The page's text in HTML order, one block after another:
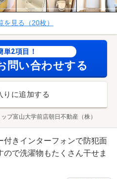
を見る（20枚）
単2項目！
問い合わせする
りに追加する
プ富山大学前店朝日不動産（株）
付きインターフォンで防犯面
で洗濯物もたくさん干せま